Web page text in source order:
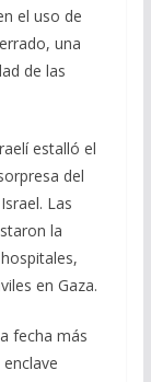
el uso de
una
de las
estalló el
del
Las
la
en Gaza.
fecha más